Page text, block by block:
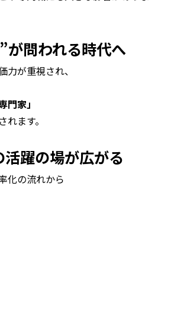
問われる時代へ
力が重視され、
門家」
ます。
躍の場が広がる
化の流れから